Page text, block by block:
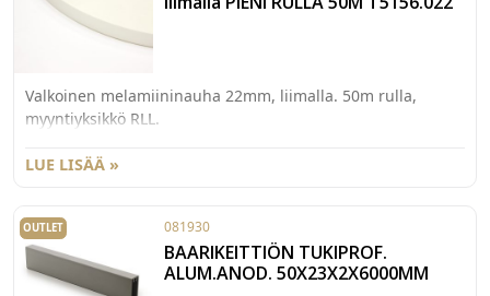
Valkoinen melamiininauha 22mm, liimalla. 50m rulla,
myyntiyksikkö RLL.
LUE LISÄÄ »
OUTLET 081930
BAARIKEITTIÖN TUKIPROF.
ALUM.ANOD. 50X23X2X6000MM